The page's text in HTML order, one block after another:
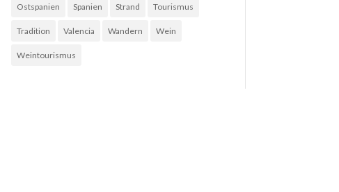
Ostspanien Spanien Strand Tourismus
Tradition Valencia Wandern Wein
Weintourismus